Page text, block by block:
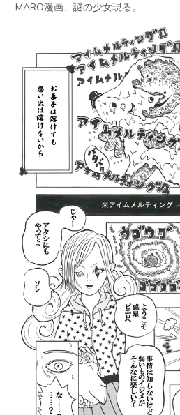
MARO漫画、謎の少女現る。